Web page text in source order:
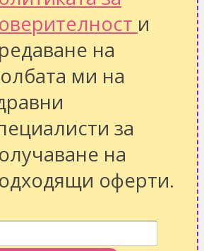
и
на
ми на
за
на
оферти.